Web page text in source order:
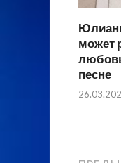
может
песне